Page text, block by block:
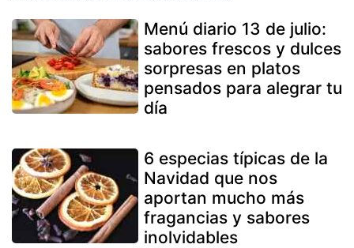
Menú diario 13 de julio:
sabores frescos y dulces
sorpresas en platos
pensados para alegrar tu
día
6 especias típicas de la
Navidad que nos
aportan mucho más
fragancias y sabores
inolvidables